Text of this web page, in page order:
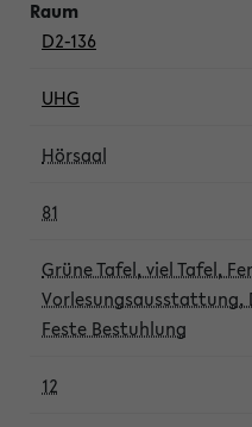
D2-136
UHG
Hörsaal
81
Grüne Tafel, viel Tafel,
Vorlesungsausstattung,
Feste Bestuhlung
12